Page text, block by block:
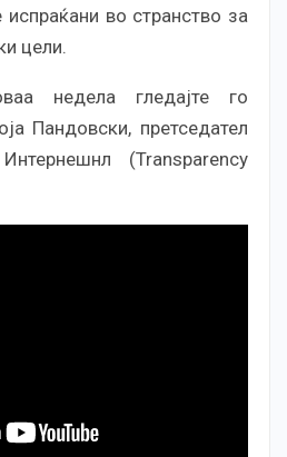
во странство за
цели.
недела гледајте го
Пандовски, претседател
(Transparency